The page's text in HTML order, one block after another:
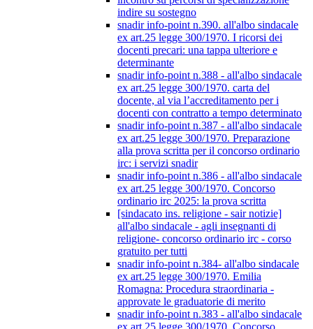
indire su sostegno
snadir info-point n.390. all'albo sindacale
ex art.25 legge 300/1970. I ricorsi dei
docenti precari: una tappa ulteriore e
determinante
snadir info-point n.388 - all'albo sindacale
ex art.25 legge 300/1970. carta del
docente, al via l’accreditamento per i
docenti con contratto a tempo determinato
snadir info-point n.387 - all'albo sindacale
ex art.25 legge 300/1970. Preparazione
alla prova scritta per il concorso ordinario
irc: i servizi snadir
snadir info-point n.386 - all'albo sindacale
ex art.25 legge 300/1970. Concorso
ordinario irc 2025: la prova scritta
[sindacato ins. religione - sair notizie]
all'albo sindacale - agli insegnanti di
religione- concorso ordinario irc - corso
gratuito per tutti
snadir info-point n.384- all'albo sindacale
ex art.25 legge 300/1970. Emilia
Romagna: Procedura straordinaria -
approvate le graduatorie di merito
snadir info-point n.383 - all'albo sindacale